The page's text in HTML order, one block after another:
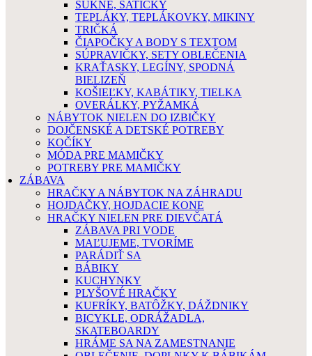
SUKNE, ŠATIČKY
TEPLÁKY, TEPLÁKOVKY, MIKINY
TRIČKÁ
ČIAPOČKY A BODY S TEXTOM
SÚPRAVIČKY, SETY OBLEČENIA
KRAŤASKY, LEGÍNY, SPODNÁ
BIELIZEŇ
KOŠIEĽKY, KABÁTIKY, TIELKA
OVERÁLKY, PYŽAMKÁ
NÁBYTOK NIELEN DO IZBIČKY
DOJČENSKÉ A DETSKÉ POTREBY
KOČÍKY
MÓDA PRE MAMIČKY
POTREBY PRE MAMIČKY
ZÁBAVA
HRAČKY A NÁBYTOK NA ZÁHRADU
HOJDAČKY, HOJDACIE KONE
HRAČKY NIELEN PRE DIEVČATÁ
ZÁBAVA PRI VODE
MAĽUJEME, TVORÍME
PARÁDIŤ SA
BÁBIKY
KUCHYNKY
PLYŠOVÉ HRAČKY
KUFRÍKY, BATÔŽKY, DÁŽDNIKY
BICYKLE, ODRÁŽADLA,
SKATEBOARDY
HRÁME SA NA ZAMESTNANIE